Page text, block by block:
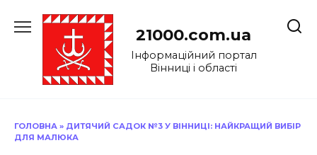
до
21000.com.ua
Інформаційний портал
Вінниці і області
ГОЛОВНА » ДИТЯЧИЙ САДОК №3 У ВІННИЦІ: НАЙКРАЩИЙ ВИБІР
ДЛЯ МАЛЮКА